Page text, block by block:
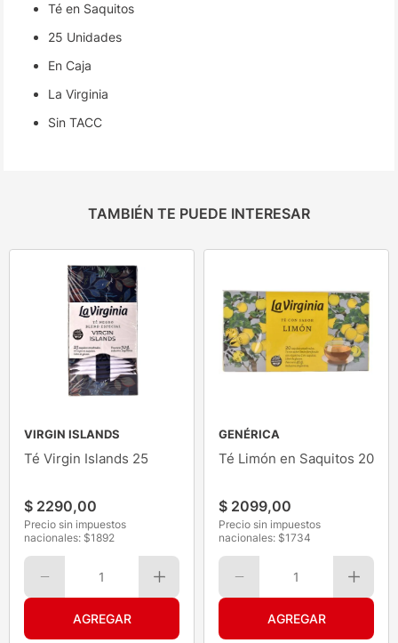
Té en Saquitos
25 Unidades
En Caja
La Virginia
Sin TACC
TAMBIÉN TE PUEDE INTERESAR
VIRGIN ISLANDS
Té Virgin Islands 25
$ 2290,00
Precio sin impuestos
nacionales: $1892
1
GENÉRICA
Té Limón en Saquitos 20
$ 2099,00
Precio sin impuestos
nacionales: $1734
1